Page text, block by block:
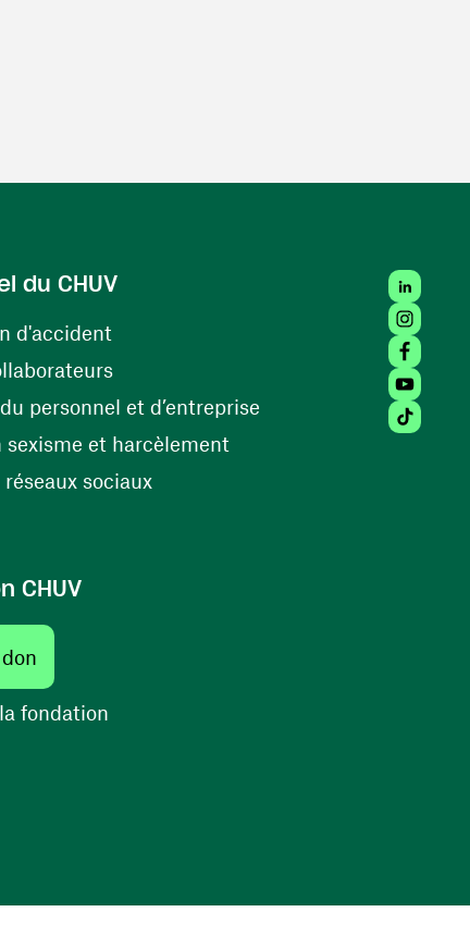
du CHUV
d'accident(ouvre une nouvelle fenêtre)
(ouvre une nouvelle fenêtre)
personnel et d’entreprise(ouvre une nouvelle
sexisme et harcèlement(ouvre une nouvelle
sociaux(ouvre une nouvelle fenêtre)
CHUV
(ouvre une nouvelle fenêtre)
fondation(ouvre une nouvelle fenêtre)
Tiktok